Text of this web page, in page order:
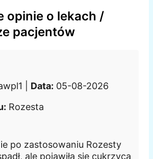
opinie o lekach /
pacjentów
| Data: 05-08-2026
Rozesta
po zastosowaniu Rozesty
ale pojawiła się cukrzyca